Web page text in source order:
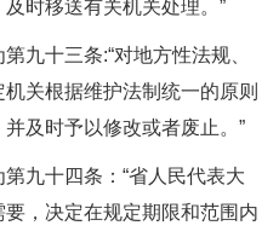
时移送有关机关处理。”
十三条:“对地方性法规、
关根据维护法制统一的原则
及时予以修改或者废止。”
十四条：“省人民代表大
，决定在规定期限和范围内